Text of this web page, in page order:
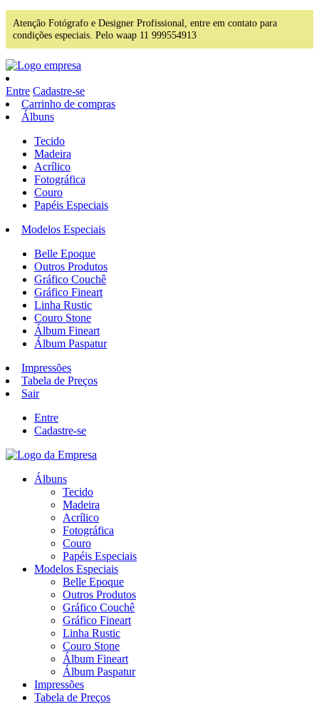
Atenção Fotógrafo e Designer Profissional, entre em contato para
condições especiais. Pelo waap 11 999554913
Entre Cadastre-se
Carrinho de compras
Álbuns
Tecido
Madeira
Acrílico
Fotográfica
Couro
Papéis Especiais
Modelos Especiais
Belle Epoque
Outros Produtos
Gráfico Couchê
Gráfico Fineart
Linha Rustic
Couro Stone
Álbum Fineart
Álbum Paspatur
Impressões
Tabela de Preços
Sair
Entre
Cadastre-se
Álbuns
Tecido
Madeira
Acrílico
Fotográfica
Couro
Papéis Especiais
Modelos Especiais
Belle Epoque
Outros Produtos
Gráfico Couchê
Gráfico Fineart
Linha Rustic
Couro Stone
Álbum Fineart
Álbum Paspatur
Impressões
Tabela de Preços